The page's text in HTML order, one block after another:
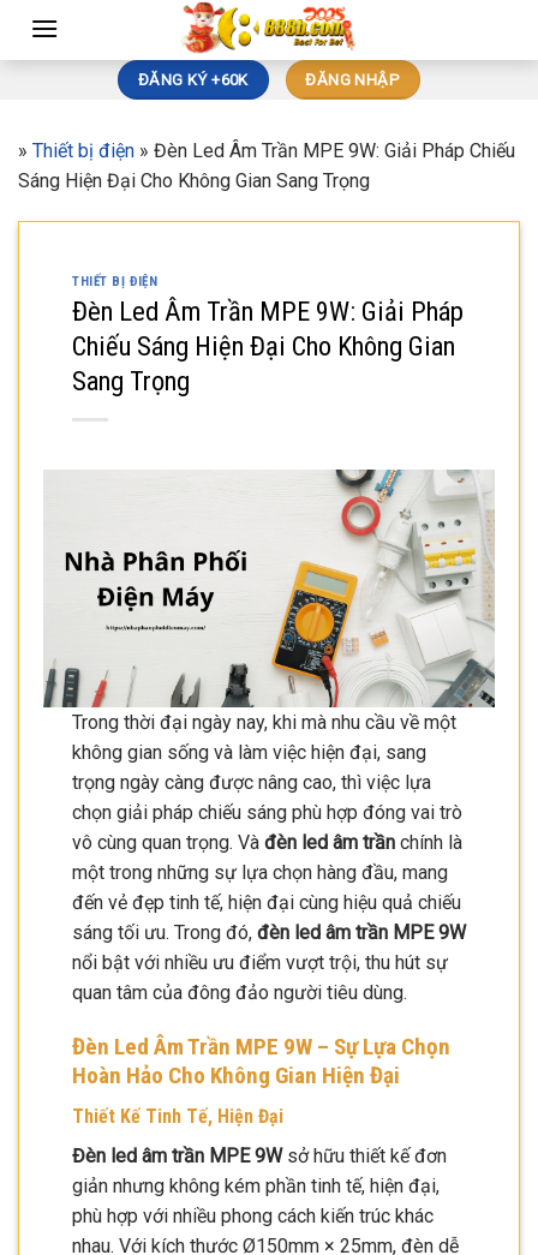
ĐĂNG KÝ +60K ĐĂNG NHẬP
» Thiết bị điện » Đèn Led Âm Trần MPE 9W: Giải Pháp Chiếu
Sáng Hiện Đại Cho Không Gian Sang Trọng
THIẾT BỊ ĐIỆN
Đèn Led Âm Trần MPE 9W: Giải Pháp
Chiếu Sáng Hiện Đại Cho Không Gian
Sang Trọng
Trong thời đại ngày nay, khi mà nhu cầu về một
không gian sống và làm việc hiện đại, sang
trọng ngày càng được nâng cao, thì việc lựa
chọn giải pháp chiếu sáng phù hợp đóng vai trò
vô cùng quan trọng. Và đèn led âm trần chính là
một trong những sự lựa chọn hàng đầu, mang
đến vẻ đẹp tinh tế, hiện đại cùng hiệu quả chiếu
sáng tối ưu. Trong đó, đèn led âm trần MPE 9W
nổi bật với nhiều ưu điểm vượt trội, thu hút sự
quan tâm của đông đảo người tiêu dùng.
Đèn Led Âm Trần MPE 9W – Sự Lựa Chọn
Hoàn Hảo Cho Không Gian Hiện Đại
Thiết Kế Tinh Tế, Hiện Đại
Đèn led âm trần MPE 9Wsở hữu thiết kế đơn
giản nhưng không kém phần tinh tế, hiện đại,
phù hợp với nhiều phong cách kiến trúc khác
nhau. Với kích thước Ø150mm × 25mm, đèn dễ